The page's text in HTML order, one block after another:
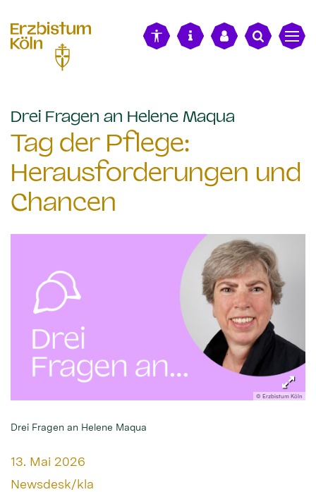
Drei Fragen an Helene Maqua
Tag der Pflege:
Herausforderungen und
Chancen
© Erzbistum Köln
Drei Fragen an Helene Maqua
Datum:
13. Mai 2026
Von:
Newsdesk/kla